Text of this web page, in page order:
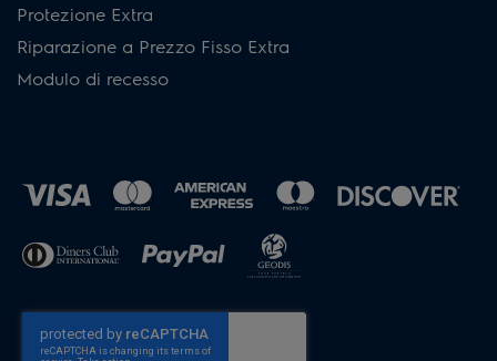
Protezione Extra
Riparazione a Prezzo Fisso Extra
Modulo di recesso